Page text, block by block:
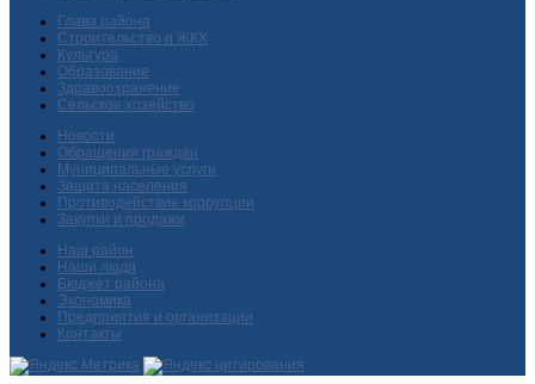
Глава района
Строительство и ЖКХ
Культура
Образование
Здравоохранение
Сельское хозяйство
Новости
Обращения граждан
Муниципальные услуги
Защита населения
Противодействие коррупции
Закупки и продажи
Наш район
Наши люди
Бюджет района
Экономика
Предприятия и организации
Контакты